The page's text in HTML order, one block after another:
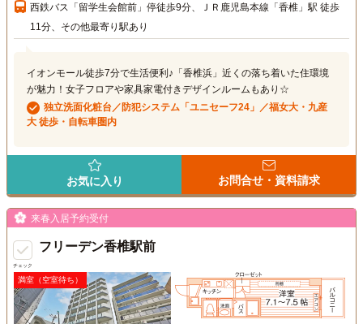
西鉄バス「留学生会館前」停徒歩9分、ＪＲ鹿児島本線「香椎」駅 徒歩
11分、その他最寄り駅あり
イオンモール徒歩7分で生活便利♪「香椎浜」近くの落ち着いた住環境
が魅力！女子フロアや家具家電付きデザインルームもあり☆
独立洗面化粧台／防犯システム「ユニセーフ24」／福女大・九産
大 徒歩・自転車圏内
お気に入り お問合せ・資料請求
チェック
来春入居予約受付
フリーデン香椎駅前
満室（空室待ち）